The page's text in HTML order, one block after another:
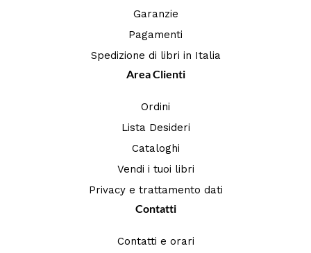
Garanzie
Pagamenti
Spedizione di libri in Italia
Area Clienti
Ordini
Lista Desideri
Cataloghi
Vendi i tuoi libri
Privacy e trattamento dati
Contatti
Contatti e orari